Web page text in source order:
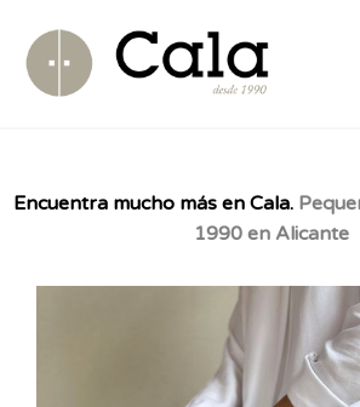
Encuentra mucho más en Cala.
1990 en Alicante